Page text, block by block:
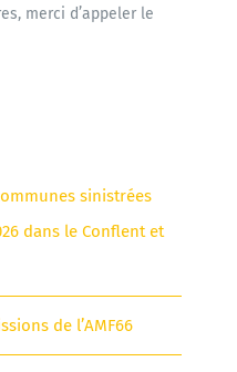
merci d’appeler le
sinistrées
dans le Conflent et
de l’AMF66